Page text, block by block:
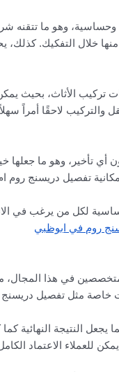
وهو ما تتقنه
خلال التفكيك.
تركيب الأثاث، بحيث
والتركيب لاحقًا أمراً
تأخير، وهو ما جعلها
تفصيل دريسنج روم
لكل من يرغب في
روم في ابوظبي
في هذا المجال،
خاصة مثل تفصيل دريسنج
النتيجة النهائية
الاعتماد